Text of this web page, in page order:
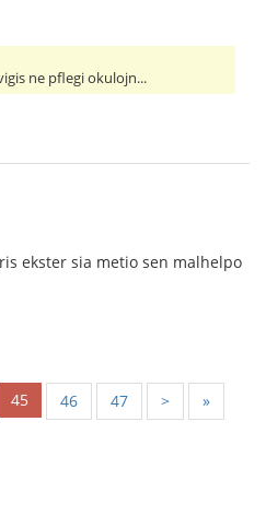
ne pflegi okulojn...
ekster sia metio sen malhelpo
45 46 47 > »